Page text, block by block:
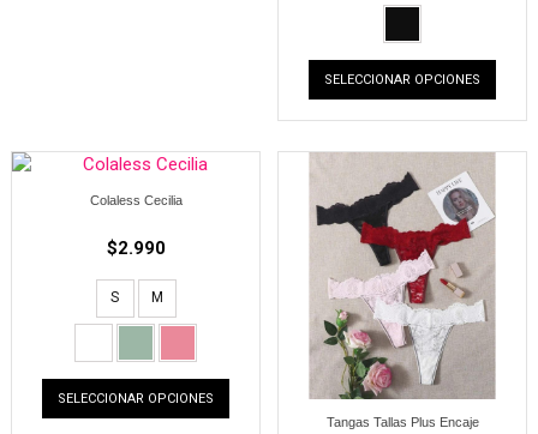
SELECCIONAR OPCIONES
Colaless Cecilia
$2.990
S M
SELECCIONAR OPCIONES
Tangas Tallas Plus Encaje